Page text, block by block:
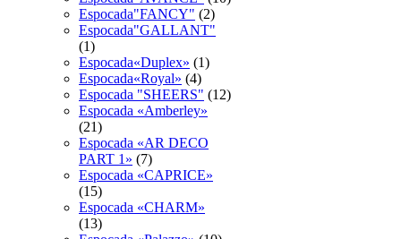
Espocada"FANCY" (2)
Espocada"GALLANT"
(1)
Espocada«Duplex» (1)
Espocada«Royal» (4)
Espocadа "SHEERS" (12)
Espocadа «Amberley»
(21)
Espocadа «AR DECO
PART 1» (7)
Espocadа «CAPRICE»
(15)
Espocadа «CHARM»
(13)